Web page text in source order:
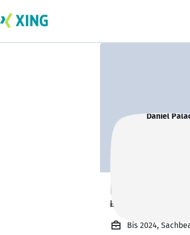
Daniel Palac
ist offen für Projekte.
Bis 2024,